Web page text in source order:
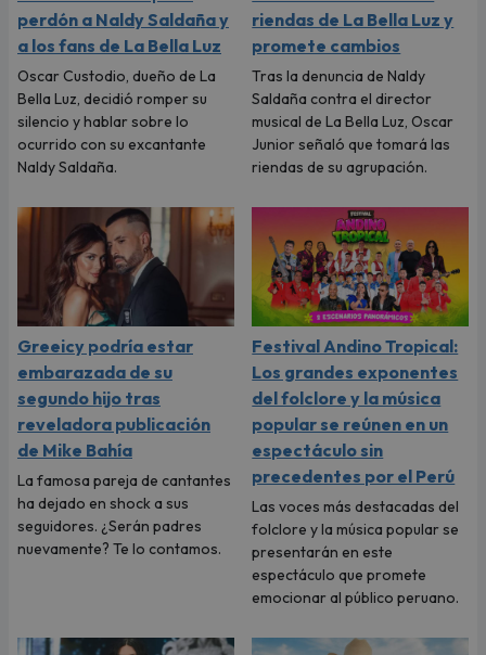
perdón a Naldy Saldaña y
a los fans de La Bella Luz
Oscar Custodio, dueño de La
Bella Luz, decidió romper su
silencio y hablar sobre lo
ocurrido con su excantante
Naldy Saldaña.
riendas de La Bella Luz y
promete cambios
Tras la denuncia de Naldy
Saldaña contra el director
musical de La Bella Luz, Oscar
Junior señaló que tomará las
riendas de su agrupación.
Greeicy podría estar
embarazada de su
segundo hijo tras
reveladora publicación
de Mike Bahía
La famosa pareja de cantantes
ha dejado en shock a sus
seguidores. ¿Serán padres
nuevamente? Te lo contamos.
Festival Andino Tropical:
Los grandes exponentes
del folclore y la música
popular se reúnen en un
espectáculo sin
precedentes por el Perú
Las voces más destacadas del
folclore y la música popular se
presentarán en este
espectáculo que promete
emocionar al público peruano.